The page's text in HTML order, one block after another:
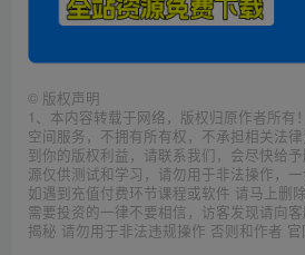
© 版权声明
1、本内容转载于网络，版权归原作者所有
空间服务，不拥有所有权，不承担相关法
到你的版权利益，请联系我们，会尽快给
源仅供测试和学习，请勿用于非法操作，一
如遇到充值付费环节课程或软件 请马上删
需要投资的一律不要相信，访客发现请向
揭秘 请勿用于非法违规操作 否则和作者